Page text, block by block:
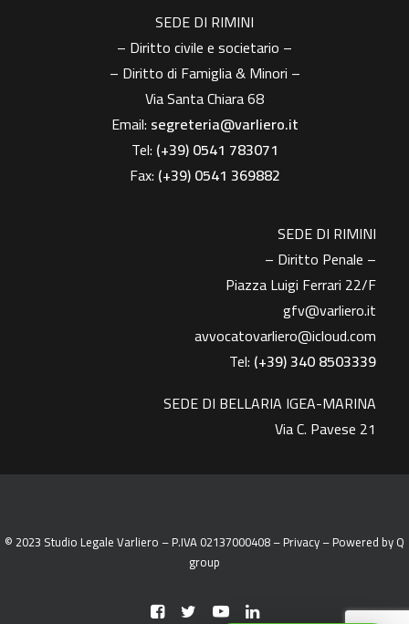
SEDE DI RIMINI
– Diritto civile e societario –
– Diritto di Famiglia & Minori –
Via Santa Chiara 68
Email: segreteria@varliero.it
Tel: (+39) 0541 783071
Fax: (+39)0541 369882
SEDE DI RIMINI
– Diritto Penale –
Piazza Luigi Ferrari 22/F
gfv@varliero.it
avvocatovarliero@icloud.com
Tel: (+39) 340 8503339
SEDE DI BELLARIA IGEA-MARINA
Via C. Pavese 21
© 2023 Studio Legale Varliero – P.IVA 02137000408 –Privacy– Powered byQ
group